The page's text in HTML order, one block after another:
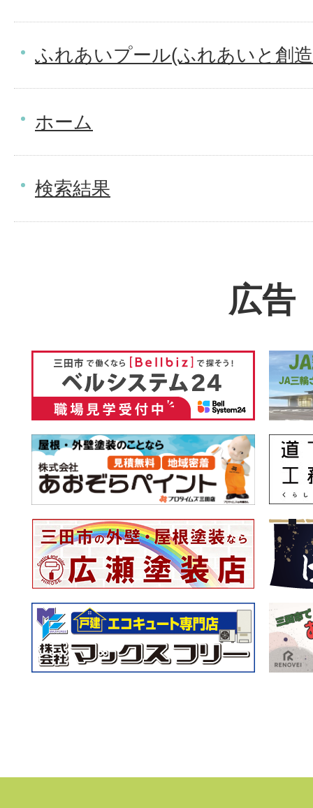
ふれあいプール(ふれあいと創
ホーム
検索結果
広告